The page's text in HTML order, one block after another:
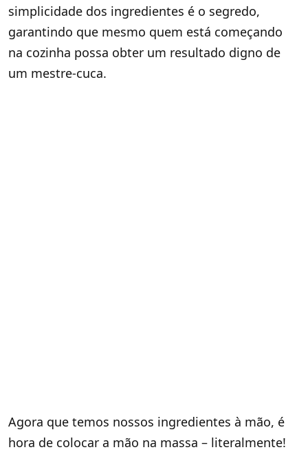
simplicidade dos ingredientes é o segredo,
garantindo que mesmo quem está começando
na cozinha possa obter um resultado digno de
um mestre-cuca.
Agora que temos nossos ingredientes à mão, é
hora de colocar a mão na massa – literalmente!